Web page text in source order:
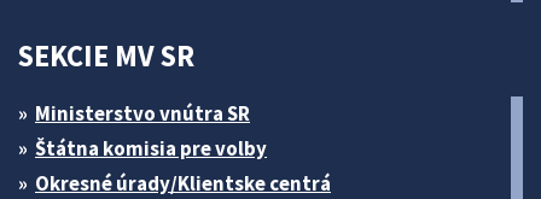
SEKCIE MV SR
Ministerstvo vnútra SR
Štátna komisia pre volby
Okresné úrady/Klientske centrá